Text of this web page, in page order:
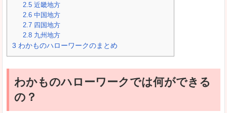
2.5 近畿地方
2.6 中国地方
2.7 四国地方
2.8 九州地方
3 わかものハローワークのまとめ
わかものハローワークでは何ができる
の？